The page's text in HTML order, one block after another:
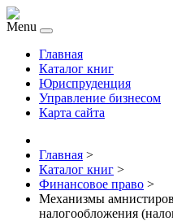
Menu
Главная
Каталог книг
Юриспруденция
Управление бизнесом
Карта сайта
Главная >
Каталог книг >
Финансовое право >
Механизмы
налогообложения